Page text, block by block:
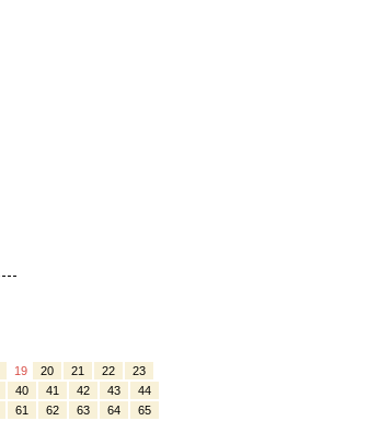
19 20 21 22
23
40 41 42 43
44
61 62 63 64 65